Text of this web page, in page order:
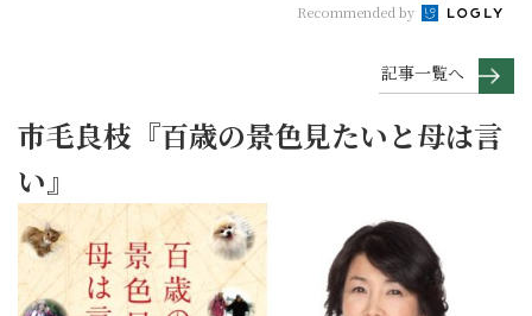
Recommended by
記事一覧へ
市毛良枝『百歳の景色見たいと母は言
い』